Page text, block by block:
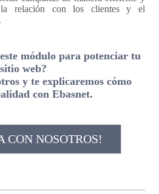
la relación con los clientes y el
módulo para potenciar tu
sitio web?
y te explicaremos cómo
con Ebasnet.
CON NOSOTROS!